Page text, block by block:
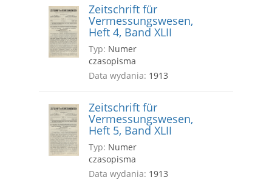
Zeitschrift für
Vermessungswesen,
Heft 4, Band XLII
Typ: Numer
czasopisma
Data wydania: 1913
Zeitschrift für
Vermessungswesen,
Heft 5, Band XLII
Typ: Numer
czasopisma
Data wydania: 1913